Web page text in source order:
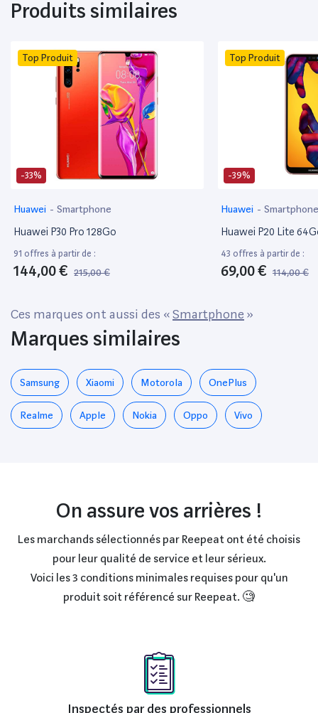
Produits similaires
-33%
Top Produit
Huawei - Smartphone
Huawei P30 Pro 128Go
91 offres à partir de :
144,00 € 215,00 €
-39%
Top Produit
Huawei -
Huawei P20 Lite
43 offres à partir de :
69,00 € 114,00 €
Ces marques ont aussi des «Smartphone »
Marques similaires
Samsung Xiaomi Motorola OnePlus
Realme Apple Nokia Oppo Vivo
On assure vos arrières !
Les marchands sélectionnés par Reepeat ont été choisis
pour leur qualité de service et leur sérieux.
Voici les 3 conditions minimales requises pour qu'un
produit soit référencé sur Reepeat. 🧐
Inspectés par des professionnels